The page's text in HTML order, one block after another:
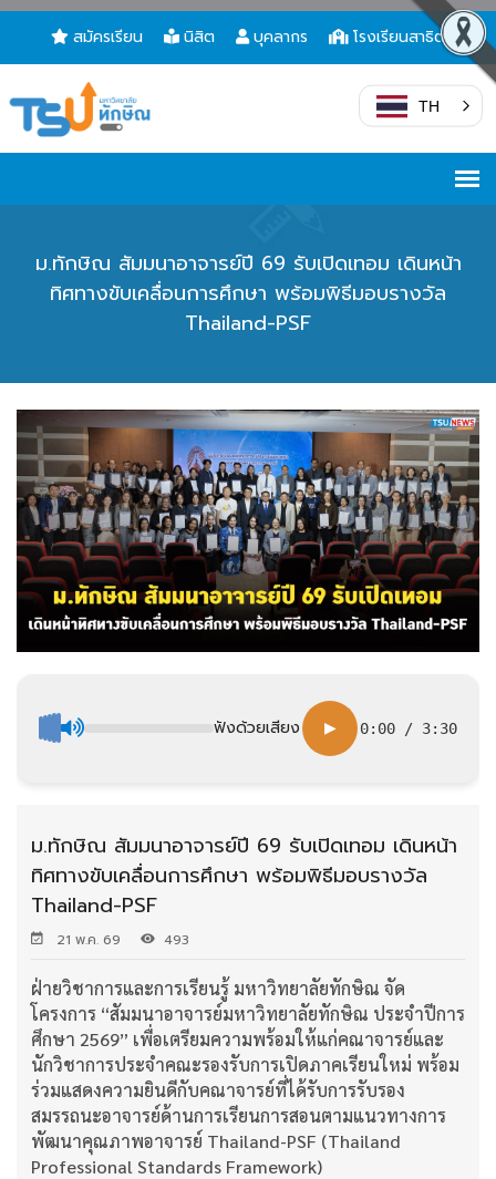
สมัครเรียน นิสิต บุคลากร โรงเรียนสาธิต
TH
ม.ทักษิณ สัมมนาอาจารย์ปี 69 รับเปิดเทอม เดินหน้า
ทิศทางขับเคลื่อนการศึกษา พร้อมพิธีมอบรางวัล
Thailand-PSF
ฟังด้วยเสียง ▶ 0:00 / 3:30
ม.ทักษิณ สัมมนาอาจารย์ปี 69 รับเปิดเทอม เดินหน้า
ทิศทางขับเคลื่อนการศึกษา พร้อมพิธีมอบรางวัล
Thailand-PSF
21 พ.ค. 69 493
ฝ่ายวิชาการและการเรียนรู้ มหาวิทยาลัยทักษิณ จัด
โครงการ “สัมมนาอาจารย์มหาวิทยาลัยทักษิณ ประจำปีการ
ศึกษา 2569” เพื่อเตรียมความพร้อมให้แก่คณาจารย์และ
นักวิชาการประจำคณะรองรับการเปิดภาคเรียนใหม่ พร้อม
ร่วมแสดงความยินดีกับคณาจารย์ที่ได้รับการรับรอง
สมรรถนะอาจารย์ด้านการเรียนการสอนตามแนวทางการ
พัฒนาคุณภาพอาจารย์ Thailand-PSF (Thailand
Professional Standards Framework)